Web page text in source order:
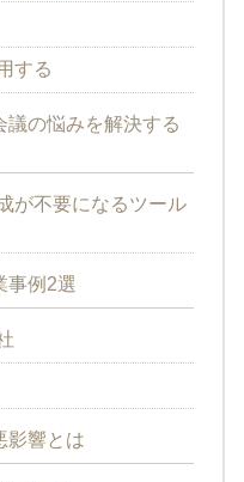
する
議の悩みを解決する
が不要になるツール
事例2選
影響とは